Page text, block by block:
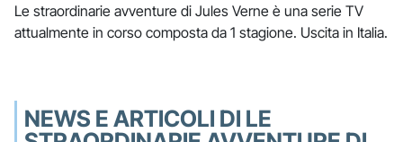
Le straordinarie avventure di Jules Verne è una serie TV
attualmente in corso composta da 1 stagione. Uscita in Italia.
NEWS E ARTICOLI DI LE